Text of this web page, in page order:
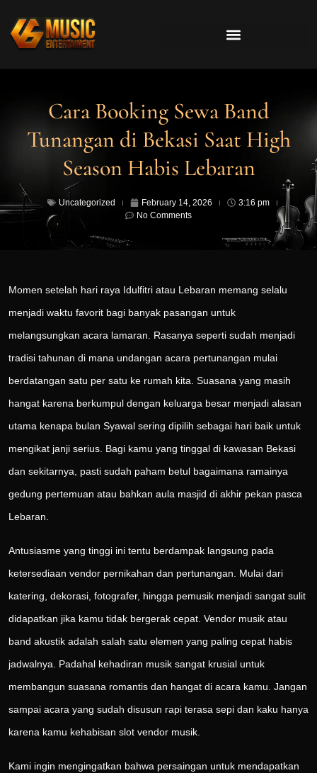
Cara Booking Sewa Band
Tunangan di Bekasi Saat High
Season Habis Lebaran
Uncategorized February 14, 2026
3:16 pm
No Comments
Momen setelah hari raya Idulfitri atau Lebaran memang selalu
menjadi waktu favorit bagi banyak pasangan untuk
melangsungkan acara lamaran. Rasanya seperti sudah menjadi
tradisi tahunan di mana undangan acara pertunangan mulai
berdatangan satu per satu ke rumah kita. Suasana yang masih
hangat karena berkumpul dengan keluarga besar menjadi alasan
utama kenapa bulan Syawal sering dipilih sebagai hari baik untuk
mengikat janji serius. Bagi kamu yang tinggal di kawasan Bekasi
dan sekitarnya, pasti sudah paham betul bagaimana ramainya
gedung pertemuan atau bahkan aula masjid di akhir pekan pasca
Lebaran.
Antusiasme yang tinggi ini tentu berdampak langsung pada
ketersediaan vendor pernikahan dan pertunangan. Mulai dari
katering, dekorasi, fotografer, hingga pemusik menjadi sangat sulit
didapatkan jika kamu tidak bergerak cepat. Vendor musik atau
band akustik adalah salah satu elemen yang paling cepat habis
jadwalnya. Padahal kehadiran musik sangat krusial untuk
membangun suasana romantis dan hangat di acara kamu. Jangan
sampai acara yang sudah disusun rapi terasa sepi dan kaku hanya
karena kamu kehabisan slot vendor musik.
Kami ingin mengingatkan bahwa persaingan untuk mendapatkan